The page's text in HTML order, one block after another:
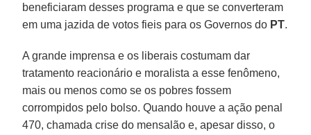
beneficiaram desses programa e que se converteram
em uma jazida de votos fieis para os Governos do PT.
A grande imprensa e os liberais costumam dar
tratamento reacionário e moralista a esse fenômeno,
mais ou menos como se os pobres fossem
corrompidos pelo bolso. Quando houve a ação penal
470, chamada crise do mensalão e, apesar disso, o